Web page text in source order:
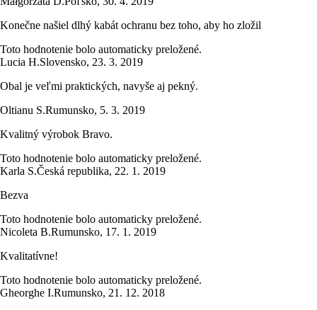
Konečne našiel dlhý kabát ochranu bez toho, aby ho zložil
Toto hodnotenie bolo automaticky preložené.
Lucia H.Slovensko, 23. 3. 2019
Obal je veľmi praktických, navyše aj pekný.
Oltianu S.Rumunsko, 5. 3. 2019
Kvalitný výrobok Bravo.
Toto hodnotenie bolo automaticky preložené.
Karla S.Česká republika, 22. 1. 2019
Bezva
Toto hodnotenie bolo automaticky preložené.
Nicoleta B.Rumunsko, 17. 1. 2019
Kvalitatívne!
Toto hodnotenie bolo automaticky preložené.
Gheorghe I.Rumunsko, 21. 12. 2018